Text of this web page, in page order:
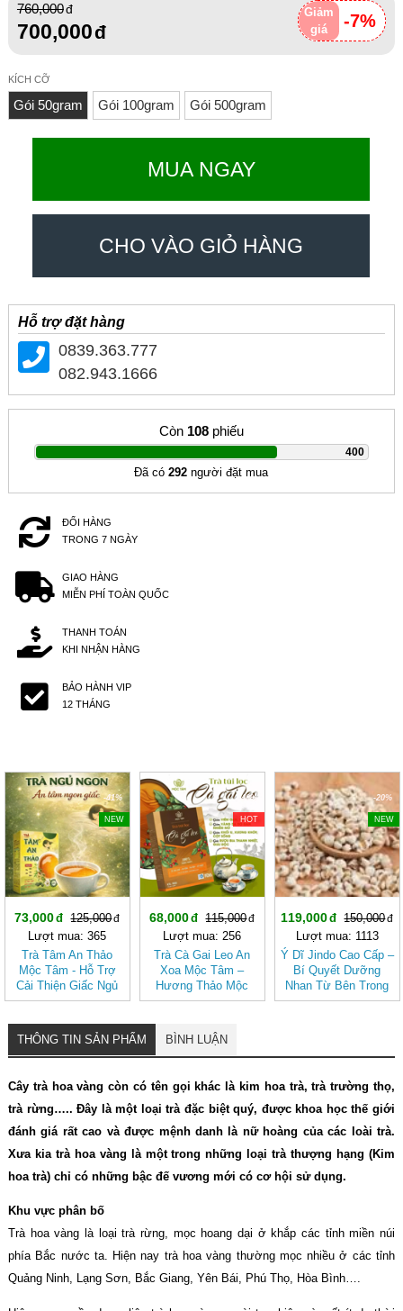
Giảm
giá
-7%
760,000
700,000
KÍCH CỠ
Gói 50gram Gói 100gram Gói 500gram
MUA NGAY
CHO VÀO GIỎ HÀNG
Hỗ trợ đặt hàng
0839.363.777
082.943.1666
Còn 108phiếu
400
|
Đã có292 người đặt mua
ĐỔI HÀNG
TRONG 7 NGÀY
GIAO HÀNG
MIỄN PHÍ TOÀN QUỐC
THANH TOÁN
KHI NHẬN HÀNG
BẢO HÀNH VIP
12 THÁNG
-41%
NEW
73,000
125,000
Lượt mua: 365
Trà Tâm An Thảo
Mộc Tâm - Hỗ Trợ
Cải Thiện Giấc Ngủ
(Hộp 30 túi lọc)
-40%
HOT
68,000
115,000
Lượt mua: 256
Trà Cà Gai Leo An
Xoa Mộc Tâm –
Hương Thảo Mộc
Cho Ngày Thư Thái
-20%
NEW
119,000
150,000
Lượt mua: 1113
Ý Dĩ Jindo Cao Cấp –
Bí Quyết Dưỡng
Nhan Từ Bên Trong
THÔNG TIN SẢN PHẨM BÌNH LUẬN
Cây trà hoa vàng còn có tên gọi khác là kim hoa trà, trà trường thọ,
trà rừng….. Đây là một loại trà đặc biệt quý, được khoa học thế giới
đánh giá rất cao và được mệnh danh là nữ hoàng của các loài trà.
Xưa kia trà hoa vàng là một trong những loại trà thượng hạng (Kim
hoa trà) chỉ có những bậc đế vương mới có cơ hội sử dụng.
Khu vực phân bố
Trà hoa vàng là loại trà rừng, mọc hoang dại ở khắp các tỉnh miền núi
phía Bắc nước ta. Hiện nay trà hoa vàng thường mọc nhiều ở các tỉnh
Quảng Ninh, Lạng Sơn, Bắc Giang, Yên Bái, Phú Thọ, Hòa Bình….